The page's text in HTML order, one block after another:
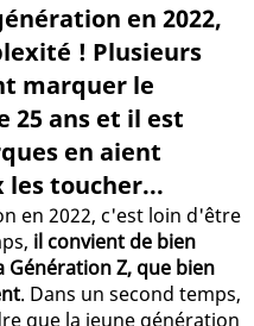
en 2022,
! Plusieurs
marquer le
25 ans et il est
en aient
les toucher...
en 2022, c'est loin d'être
il convient de bien
Z, que bien
. Dans un second temps,
que la jeune génération